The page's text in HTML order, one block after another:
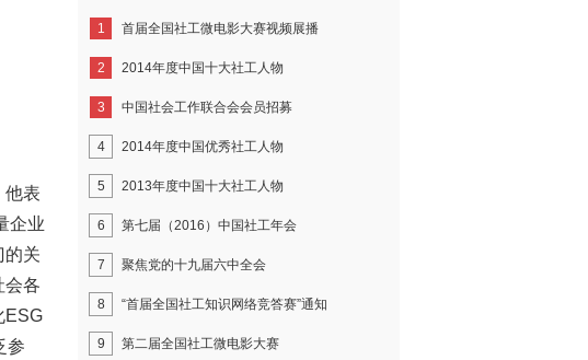
他表
企业
的关
会各
ESG
参
1 首届全国社工微电影大赛视频展播
2 2014年度中国十大社工人物
3 中国社会工作联合会会员招募
4 2014年度中国优秀社工人物
5 2013年度中国十大社工人物
6 第七届（2016）中国社工年会
7 聚焦党的十九届六中全会
8 “首届全国社工知识网络竞答赛”通知
9 第二届全国社工微电影大赛